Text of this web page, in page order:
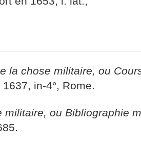
la chose militaire, ou
1637, in-4°, Rome.
militaire, ou Bibliographie